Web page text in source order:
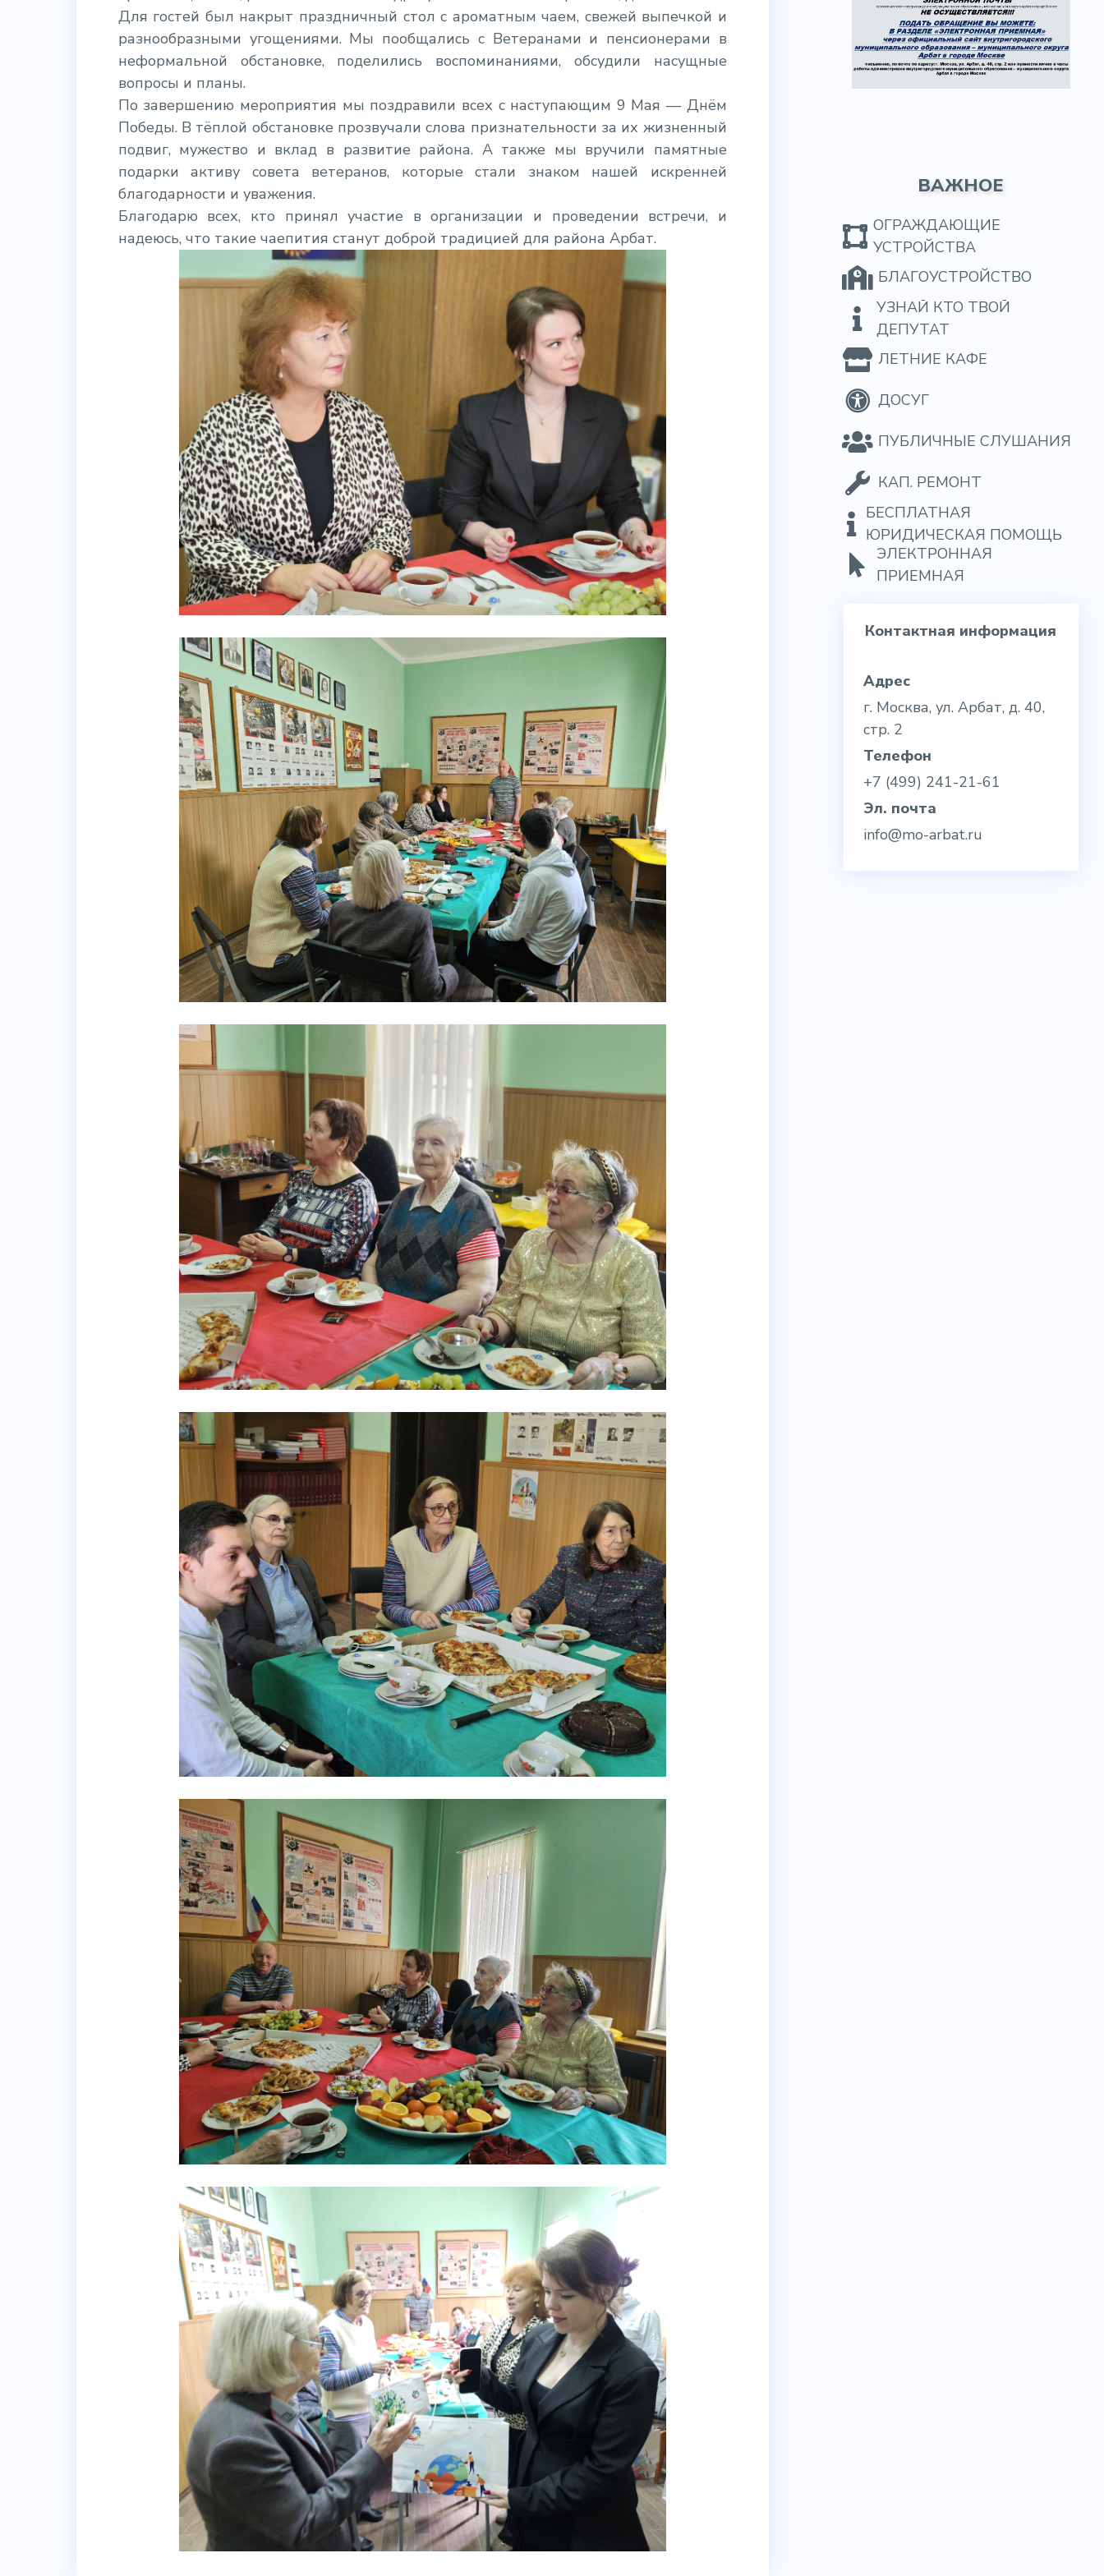
Для гостей был накрыт праздничный стол с ароматным чаем, свежей выпечкой и
разнообразными угощениями. Мы пообщались с Ветеранами и пенсионерами в
неформальной обстановке, поделились воспоминаниями, обсудили насущные
вопросы и планы.
По завершению мероприятия мы поздравили всех с наступающим 9 Мая — Днём
Победы. В тёплой обстановке прозвучали слова признательности за их жизненный
подвиг, мужество и вклад в развитие района. А также мы вручили памятные
подарки активу совета ветеранов, которые стали знаком нашей искренней
благодарности и уважения.
Благодарю всех, кто принял участие в организации и проведении встречи, и
надеюсь, что такие чаепития станут доброй традицией для района Арбат.
ВАЖНОЕ
ОГРАЖДАЮЩИЕ
УСТРОЙСТВА
БЛАГОУСТРОЙСТВО
УЗНАЙ КТО ТВОЙ
ДЕПУТАТ
ЛЕТНИЕ КАФЕ
ДОСУГ
ПУБЛИЧНЫЕ СЛУШАНИЯ
КАП. РЕМОНТ
БЕСПЛАТНАЯ
ЮРИДИЧЕСКАЯ ПОМОЩЬ
ЭЛЕКТРОННАЯ
ПРИЕМНАЯ
Контактная информация
Адрес
г. Москва, ул. Арбат, д. 40,
стр. 2
Телефон
+7 (499) 241-21-61
Эл. почта
info@mo-arbat.ru